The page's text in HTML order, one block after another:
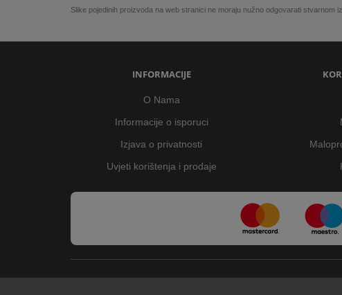
Slike pojedinih proizvoda na web stranici ne moraju nužno odgovarati
INFORMACIJE
O Nama
Informacije o isporuci
Izjava o privatnosti
Uvjeti korištenja i prodaje